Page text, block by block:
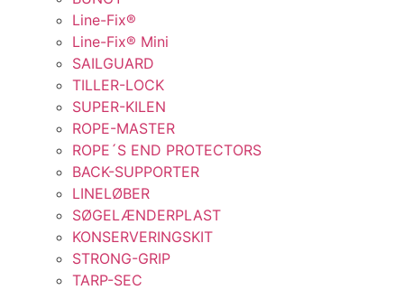
Line-Fix®
Line-Fix® Mini
SAILGUARD
TILLER-LOCK
SUPER-KILEN
ROPE-MASTER
ROPE´S END PROTECTORS
BACK-SUPPORTER
LINELØBER
SØGELÆNDERPLAST
KONSERVERINGSKIT
STRONG-GRIP
TARP-SEC